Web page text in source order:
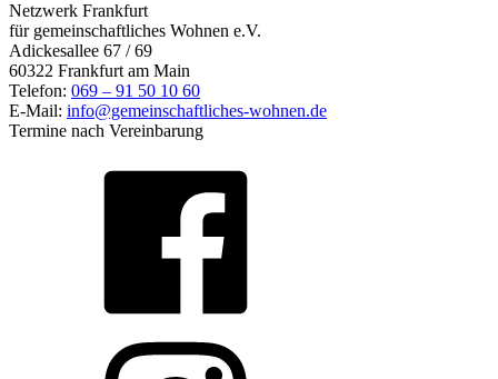
Netzwerk Frankfurt
für gemeinschaftliches Wohnen e.V.
Adickesallee 67 / 69
60322 Frankfurt am Main
Telefon: 069 – 91 50 10 60
E-Mail: info@gemeinschaftliches-wohnen.de
Termine nach Vereinbarung